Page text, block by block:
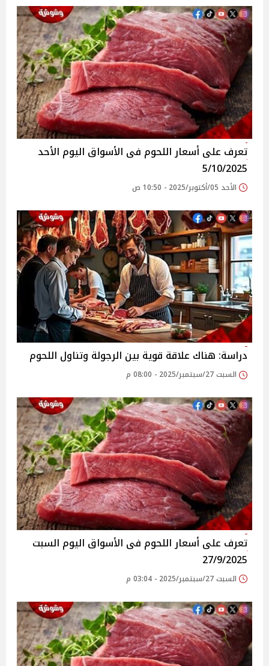
تعرف على أسعار اللحوم فى الأسواق‎‎ اليوم الأحد
5/10/2025
الأحد 05/أكتوبر/2025 - 10:50 ص
دراسة: هناك علاقة قوية بين الرجولة وتناول اللحوم
السبت 27/سبتمبر/2025 - 08:00 م
تعرف على أسعار اللحوم فى الأسواق‎‎ اليوم السبت
27/9/2025
السبت 27/سبتمبر/2025 - 03:04 م